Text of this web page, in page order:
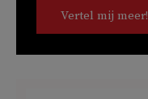
Vertel mij meer!